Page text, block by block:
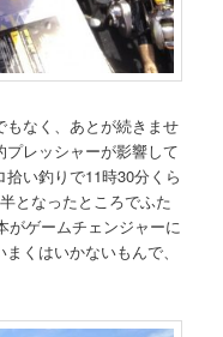
もなく、あとが続きませ
レッシャーが影響して
い釣りで11時30分くら
となったところでふた
がゲームチェンジャーに
くはいかないもんで、